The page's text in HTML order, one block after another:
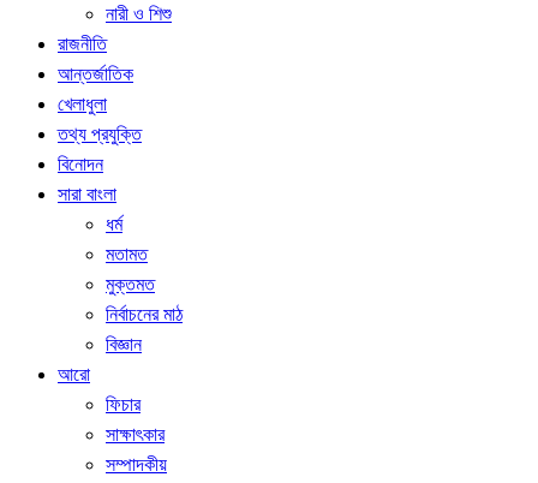
নারী ও শিশু
রাজনীতি
আন্তর্জাতিক
খেলাধুলা
তথ্য প্রযুক্তি
বিনোদন
সারা বাংলা
ধর্ম
মতামত
মুক্তমত
নির্বাচনের মাঠ
বিজ্ঞান
আরো
ফিচার
সাক্ষাৎকার
সম্পাদকীয়